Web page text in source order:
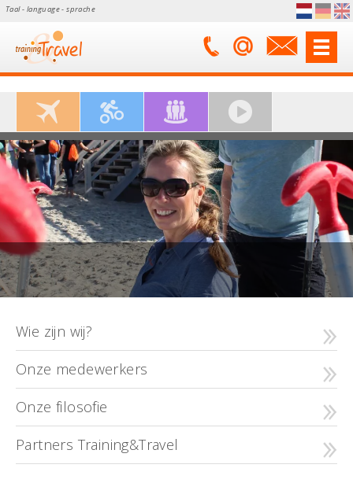
Taal - language - sprache
Wie zijn wij?
Onze medewerkers
Onze filosofie
Partners Training&Travel